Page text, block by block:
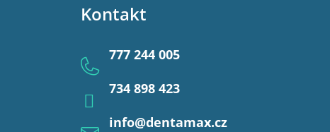
Kontakt
info@dentamax.cz
777 244 005
734 898 423